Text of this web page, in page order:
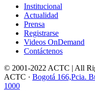
Institucional
Actualidad
Prensa
Registrarse
Videos OnDemand
Contáctenos
© 2001-2022 ACTC | All
ACTC · Bogotá 166,Pcia.
1000